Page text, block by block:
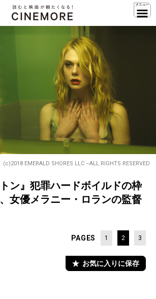
(c)2018 EMERALD SHORES LLC –ALL RIGHTS RESERVED
トン』犯罪ハードボイルドの枠
女優メラニー・ロランの監督
PAGES 1 2 3
お気に入りに保存